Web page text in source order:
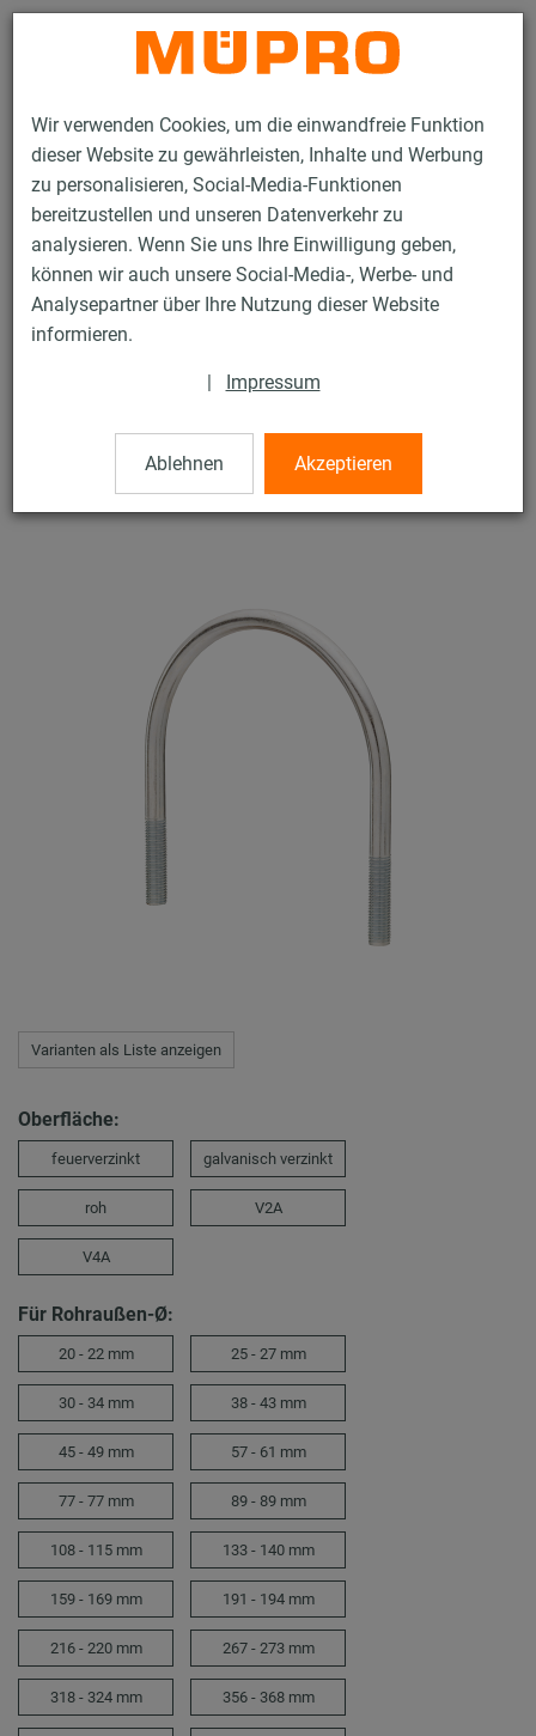
Wir verwenden Cookies, um die einwandfreie Funktion
dieser Website zu gewährleisten, Inhalte und Werbung
zu personalisieren, Social-Media-Funktionen
bereitzustellen und unseren Datenverkehr zu
analysieren. Wenn Sie uns Ihre Einwilligung geben,
können wir auch unsere Social-Media-, Werbe- und
Analysepartner über Ihre Nutzung dieser Website
informieren.
| Impressum
Ablehnen Akzeptieren
Kontakt
Produkte Befestigungstechnik
Edelstahlprodukte
Edelstahl-Rohrschellen
Rundstahlbügel DIN 3570
Rundstahlbügel DIN 3570
Varianten als Liste anzeigen
Oberfläche:
feuerverzinkt galvanisch verzinkt
roh V2A
V4A
Für Rohraußen-Ø:
20 - 22 mm 25 - 27 mm
30 - 34 mm 38 - 43 mm
45 - 49 mm 57 - 61 mm
77 - 77 mm 89 - 89 mm
108 - 115 mm 133 - 140 mm
159 - 169 mm 191 - 194 mm
216 - 220 mm 267 - 273 mm
318 - 324 mm 356 - 368 mm